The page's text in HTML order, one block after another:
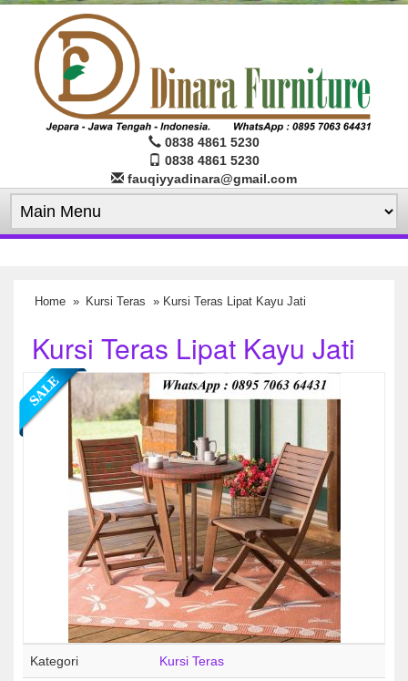
0838 4861 5230
0838 4861 5230
fauqiyyadinara@gmail.com
Home » Kursi Teras » Kursi Teras Lipat Kayu Jati
Kursi Teras Lipat Kayu Jati
Kategori Kursi Teras